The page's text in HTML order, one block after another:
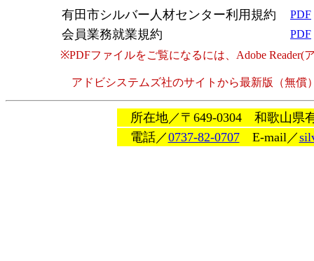
有田市シルバー人材センター利用規約 PDF
会員業務就業規約
PDF
※PDFファイルをご覧になるには、Adobe Reader(
アドビシステムズ社のサイトから最新版（無償
所在地／〒649-0304 和歌山県
電話／0737-82-0707E-mail／